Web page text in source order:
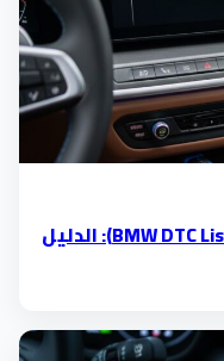
أكواد أعطال بي إم دبليو (BMW DTC List 2026): الدليل